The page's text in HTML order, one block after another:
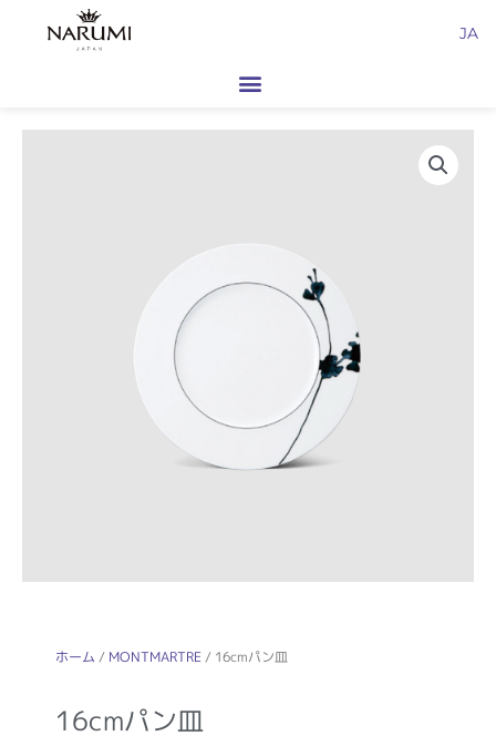
JA
ホーム / MONTMARTRE / 16cmパン皿
16cmパン皿